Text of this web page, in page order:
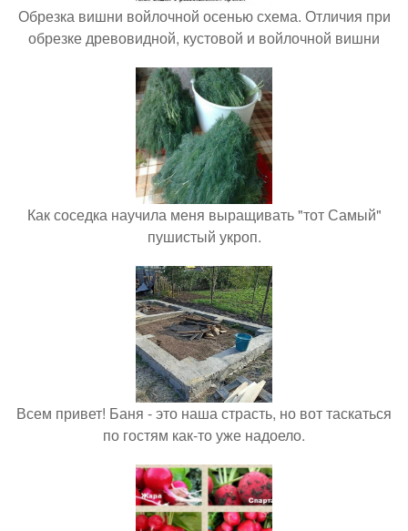
Обрезка вишни войлочной осенью схема. Отличия при
обрезке древовидной, кустовой и войлочной вишни
Как соседка научила меня выращивать "тот Самый"
пушистый укроп.
Всем привет! Баня - это наша страсть, но вот таскаться
по гостям как-то уже надоело.